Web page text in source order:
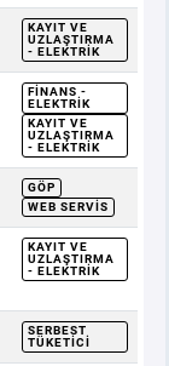
KAYIT VE
UZLAŞTIRMA
- ELEKTRIK
FINANS -
ELEKTRIK
KAYIT VE
UZLAŞTIRMA
- ELEKTRIK
GÖP
WEB SERVIS
KAYIT VE
UZLAŞTIRMA
- ELEKTRIK
SERBEST
TÜKETICI